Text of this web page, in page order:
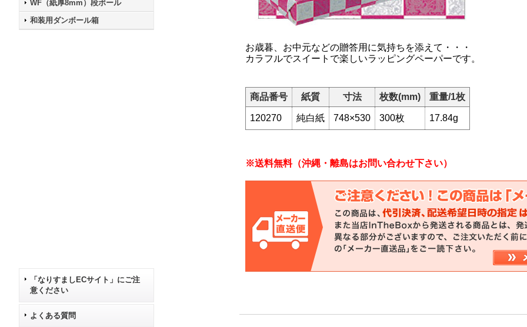
WF（紙厚8mm）段ボール
和装用ダンボール箱
「なりすましECサイト」にご注
意ください
よくある質問
お歳暮、お中元などの贈答用に気持ちを添えて・・・
カラフルでスイートで楽しいラッピングペーパーです。
商品番号 紙質 寸法 枚数(mm) 重量/1枚
120270 純白紙 748×530 300枚 17.84g
※送料無料（沖縄・離島はお問い合わせ下さい）